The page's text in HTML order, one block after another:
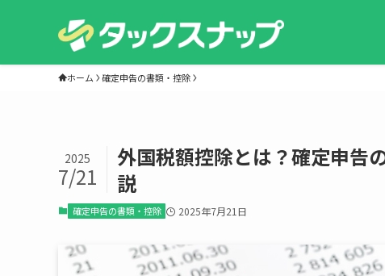
ホーム 確定申告の書類・控除
外国税額控除とは？確定申告
説
2025
7/21
確定申告の書類・控除 2025年7月21日